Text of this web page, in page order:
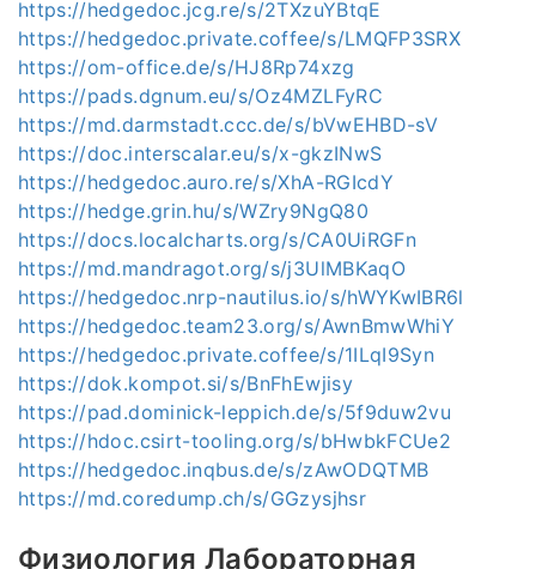
https://hedgedoc.jcg.re/s/2TXzuYBtqE
https://hedgedoc.private.coffee/s/LMQFP3SRX
https://om-office.de/s/HJ8Rp74xzg
https://pads.dgnum.eu/s/Oz4MZLFyRC
https://md.darmstadt.ccc.de/s/bVwEHBD-sV
https://doc.interscalar.eu/s/x-gkzINwS
https://hedgedoc.auro.re/s/XhA-RGIcdY
https://hedge.grin.hu/s/WZry9NgQ80
https://docs.localcharts.org/s/CA0UiRGFn
https://md.mandragot.org/s/j3UlMBKaqO
https://hedgedoc.nrp-nautilus.io/s/hWYKwIBR6l
https://hedgedoc.team23.org/s/AwnBmwWhiY
https://hedgedoc.private.coffee/s/1ILqI9Syn
https://dok.kompot.si/s/BnFhEwjisy
https://pad.dominick-leppich.de/s/5f9duw2vu
https://hdoc.csirt-tooling.org/s/bHwbkFCUe2
https://hedgedoc.inqbus.de/s/zAwODQTMB
https://md.coredump.ch/s/GGzysjhsr
Физиология Лабораторная